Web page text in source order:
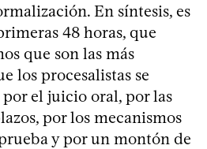
En síntesis, es
48 horas, que
que son las más
los procesalistas se
el juicio oral, por las
por los mecanismos
y por un montón de